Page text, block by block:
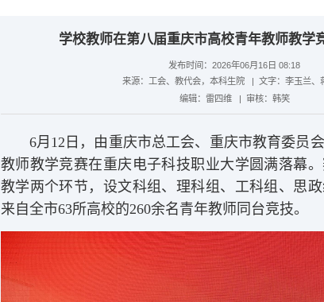
学校教师在第八届重庆市高校青年教师教学
发布时间：2026年06月16日 08:18
来源： 工会、教代会，本科生院 | 文字：李玉兰、
编辑： 雷四维 | 审核： 韩笑
6月12日，由重庆市总工会、重庆市教育委员
教师教学竞赛在重庆电子科技职业大学圆满落幕
教学两个环节，设文科组、理科组、工科组、思政
来自全市63所高校的260余名青年教师同台竞技。